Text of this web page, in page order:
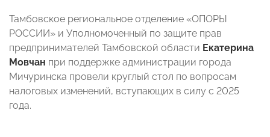
Тамбовское региональное отделение «ОПОРЫ
РОССИИ» и Уполномоченный по защите прав
предпринимателей Тамбовской области Екатерина
Мовчан при поддержке администрации города
Мичуринска провели круглый стол по вопросам
налоговых изменений, вступающих в силу с 2025
года.